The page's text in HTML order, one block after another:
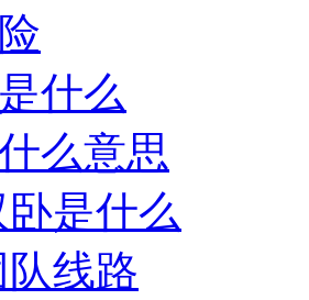
什么
么意思
是什么
线路